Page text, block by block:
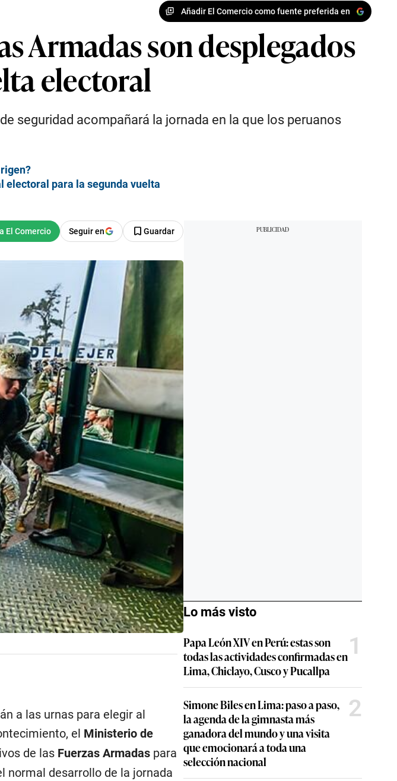
Añadir El Comercio como fuente preferida en
Armadas son desplegados
electoral
seguridad acompañará la jornada en la que los peruanos
para la segunda vuelta
Seguir en Guardar
a las urnas para elegir al
el Ministerio de
de las Fuerzas Armadaspara
normal desarrollo de la jornada
Lo más visto
Papa León XIV en Perú: estas son
todas las actividades confirmadas en
Lima, Chiclayo, Cusco y Pucallpa
1
Simone Biles en Lima: paso a paso,
la agenda de la gimnasta más
ganadora del mundo y una visita
que emocionará a toda una
selección nacional
2